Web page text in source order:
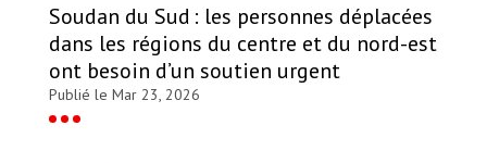
Soudan du Sud : les personnes déplacées
dans les régions du centre et du nord-est
ont besoin d’un soutien urgent
Publié le Mar 23, 2026